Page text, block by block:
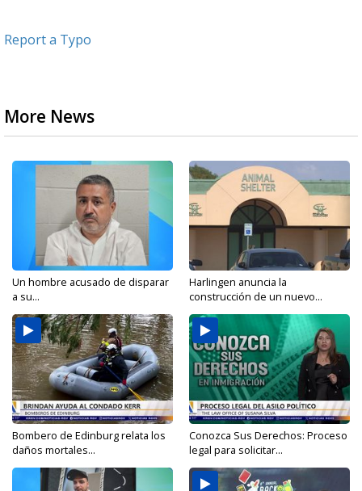
Report a Typo
More News
Un hombre acusado de disparar
a su...
Harlingen anuncia la
construcción de un nuevo...
Bombero de Edinburg relata los
daños mortales...
Conozca Sus Derechos: Proceso
legal para solicitar...